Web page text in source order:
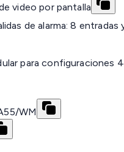
video por pantalla
de alarma: 8 entradas
para configuraciones
WM